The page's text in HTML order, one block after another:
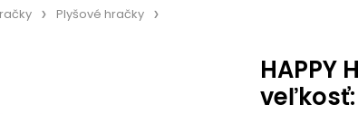
Plyšové hračky
HAPPY